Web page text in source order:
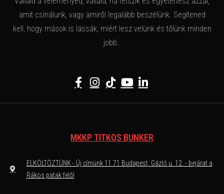
amit csinálunk, vagy amiről legalább beszélünk. Segítened
kell, hogy mások is lássák, miért lesz velünk és tőlünk minden
jobb..
MKKP TITKOS BUNKER
ELKÖLTÖZTÜNK - Új címünk 11 71 Budapest, Gázló u. 12. - bejárat a
Rákos patak felől